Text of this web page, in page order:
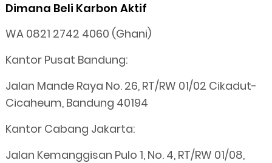
Dimana Beli Karbon Aktif
WA 0821 2742 4060 (Ghani)
Kantor Pusat Bandung:
Jalan Mande Raya No. 26, RT/RW 01/02 Cikadut-
Cicaheum, Bandung 40194
Kantor Cabang Jakarta:
Jalan Kemanggisan Pulo 1, No. 4, RT/RW 01/08,